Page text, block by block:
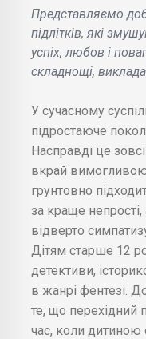
Представляємо
підлітків, які
успіх, любов і
складнощі,
У сучасному
підростаюче
Насправді це
вкрай вимогливою
грунтовно
за краще непрості,
відверто
Дітям старше 12
детективи,
в жанрі фентезі.
те, що перехідний
час, коли дитиною